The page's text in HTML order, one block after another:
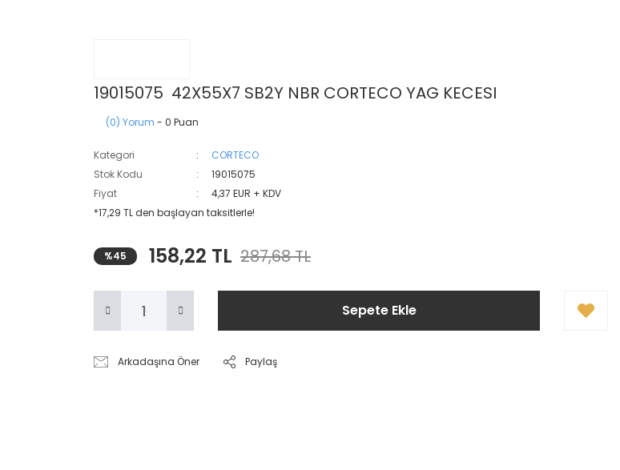
19015075 42X55X7 SB2Y NBR CORTECO YAG KECESI
(0) Yorum - 0 Puan
Kategori
CORTECO
Stok Kodu
19015075
Fiyat
4,37 EUR + KDV
*17,29 TL den başlayan taksitlerle!
%45 158,22 TL 287,68 TL
Sepete Ekle
Arkadaşına Öner Paylaş